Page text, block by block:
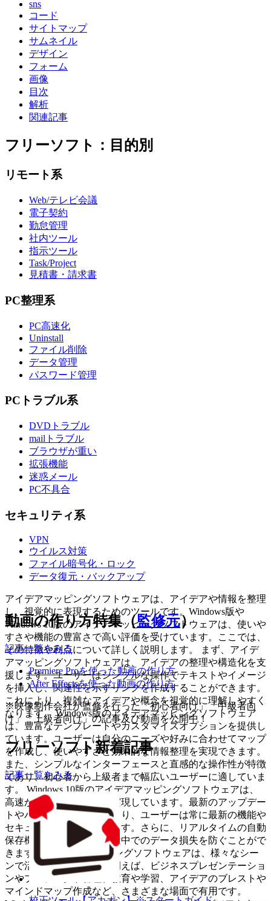
sns
コード
サイトマップ
サムネイル
デザイン
フォーム
画像
目次
解析
関連記事
フリーソフト：目的別
リモート系
Web/テレビ会議
電子契約
勤怠管理
社内ツール
指示ツール
Task/Project
見積書・請求書
PC整理系
PC高速化
Uninstall
ファイル削除
データ管理
パスワード管理
PCトラブル系
DVDトラブル
mailトラブル
ブラウザが重い
拡張機能
迷惑メール
PC不具合
セキュリティ系
VPN
ウイルス対策
ファイル暗号化・ロック
データ復元・バックアップ
アイデアマッピングソフトウェアは、アイデアや情報を整理
し、視覚的に表現するためのツールです。Windows版や
Windows 10版のアイデアマッピングソフトウェアは、使いや
すさや機能の豊富さで高い評価を受けています。ここでは、
その特徴や利点について詳しく説明します。 まず、アイデ
アマッピングソフトウェアは、アイデアの整理や構造化を支
援します。ユーザーはシンプルな操作でテキストやイメージ
を挿入し、関連性を示すリンクを作成することができます。
これにより、複雑なアイデアや概念を視覚的に理解しやすく
なります。 Windows版のアイデアマッピングソフトウェア
は、豊富なテンプレートやカスタマイズオプションを提供し
ています。ユーザーは自分のニーズや好みに合わせてマップ
を作成し、使いやすさと効果的な情報整理を実現できます。
また、シンプルなインターフェースと直感的な操作性が特徴
であり、初心者から上級者まで幅広いユーザーに適していま
す。 Windows 10版のアイデアマッピングソフトウェアは、
高速かつ安定した動作を実現しています。最新のアップデー
トやバージョンアップにより、ユーザーは常に最新の機能や
セキュリティを享受できます。さらに、リアルタイムの自動
保存機能により、作業の途中でのデータ損失を防ぐことがで
きます。 アイデアマッピングソフトウェアは、様々なシー
ンで活用されています。例えば、ビジネスプレゼンテーショ
ンやプロジェクト管理、教育や学習、アイデアのブレストや
マインドマップ作成など、さまざまな場面で有用です。
動画の作り方特集（監修元）
記事一覧をみる
Premiere Proを使った動画の作り方
After Effectsを使った動画の作り方
※映像制作会社が監修を行った「初心者向け」「中級者向
け」「上級者向け」の記事及び動画を公開中！
フリーソフト新着記事
記事一覧をみる